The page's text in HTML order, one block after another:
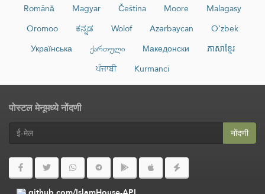
Română
Magyar Čeština Moore
Malagasy
Oromoo
ಕನ್ನಡ Wolof Azərbaycan
O‘zbek
Українська
ქართული Македонски
ភាសាខ្មែរ
ਪੰਜਾਬੀ
Kurmancî
पोस्टल मेनूमध्ये नोंदणी
नोंदणी